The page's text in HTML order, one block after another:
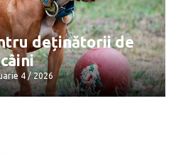
naturale
4 / 2026
deținătorii de
câini
4 / 2026